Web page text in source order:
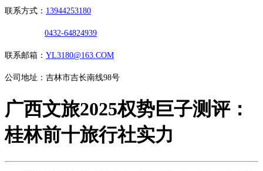
联系方式： 13944253180
0432-64824939
联系邮箱： YL3180@163.COM
公司地址：吉林市吉长南线98号
广西文旅2025权势巨子测评：
桂林前十旅行社实力